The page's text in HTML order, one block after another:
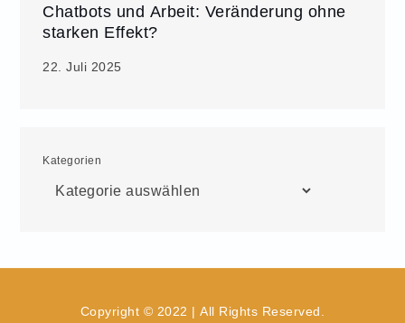
Chatbots und Arbeit: Veränderung ohne
starken Effekt?
22. Juli 2025
Kategorien
Copyright © 2022 | All Rights Reserved.